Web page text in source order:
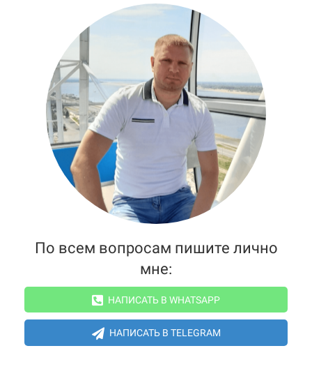
По всем вопросам пишите лично
мне:
НАПИСАТЬ В WHATSAPP
НАПИСАТЬ В TELEGRAM